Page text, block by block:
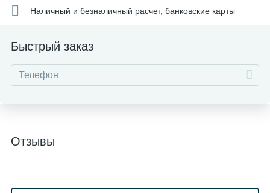
Наличный и безналичный расчет, банковские карты
Быстрый заказ
Отзывы